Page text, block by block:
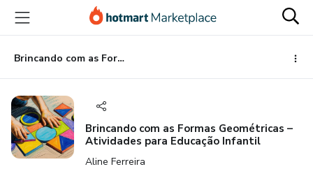
para
conteúdo
principal
para
pagamento
para
rodapé
Brincando com as Formas Geométricas – Atividades para Educação Infantil
Brincando com as Formas Geométricas –
Atividades para Educação Infantil
Aline Ferreira